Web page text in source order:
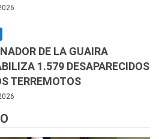
DE LA GUAIRA
1.579 DESAPARECIDOS
TERREMOTOS